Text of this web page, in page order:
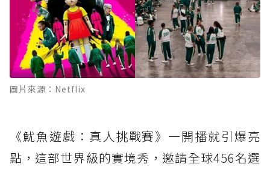
圖片來源：Netflix
《魷魚遊戲：真人挑戰賽》一開播就引爆亮
點，這部世界級的實境秀，邀請全球456名選